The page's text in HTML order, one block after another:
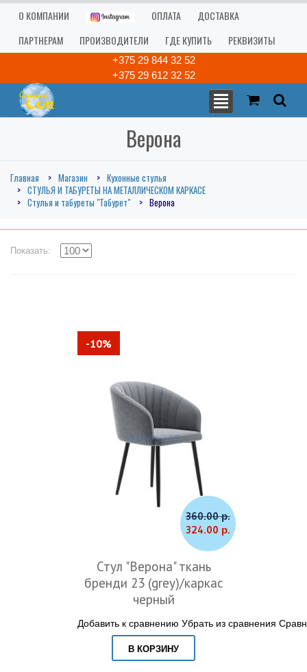
О КОМПАНИИ ОПЛАТА
ДОСТАВКА
ПАРТНЕРАМ
ПРОИЗВОДИТЕЛИ ГДЕ КУПИТЬ РЕКВИЗИТЫ
+375 29 844 32 52
+375 29 612 32 52
Верона
Главная Магазин
Кухонные стулья
СТУЛЬЯ И ТАБУРЕТЫ НА МЕТАЛЛИЧЕСКОМ КАРКАСЕ
Стулья и табуреты "Табурет"
Верона
Показать:
360.00 р.
324.00 р.
-10%
Стул "Верона" ткань
бренди 23 (grey)/каркас
черный
Добавить к сравнению Убрать из сравнения
В КОРЗИНУ